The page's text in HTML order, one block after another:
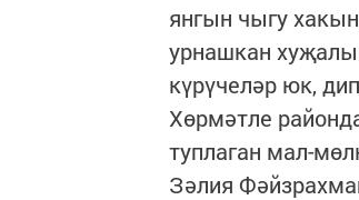
янгын чыгу
урнашкан
күрүчеләр юк,
Хөрмәтле
туплаган мал-
Зәлия